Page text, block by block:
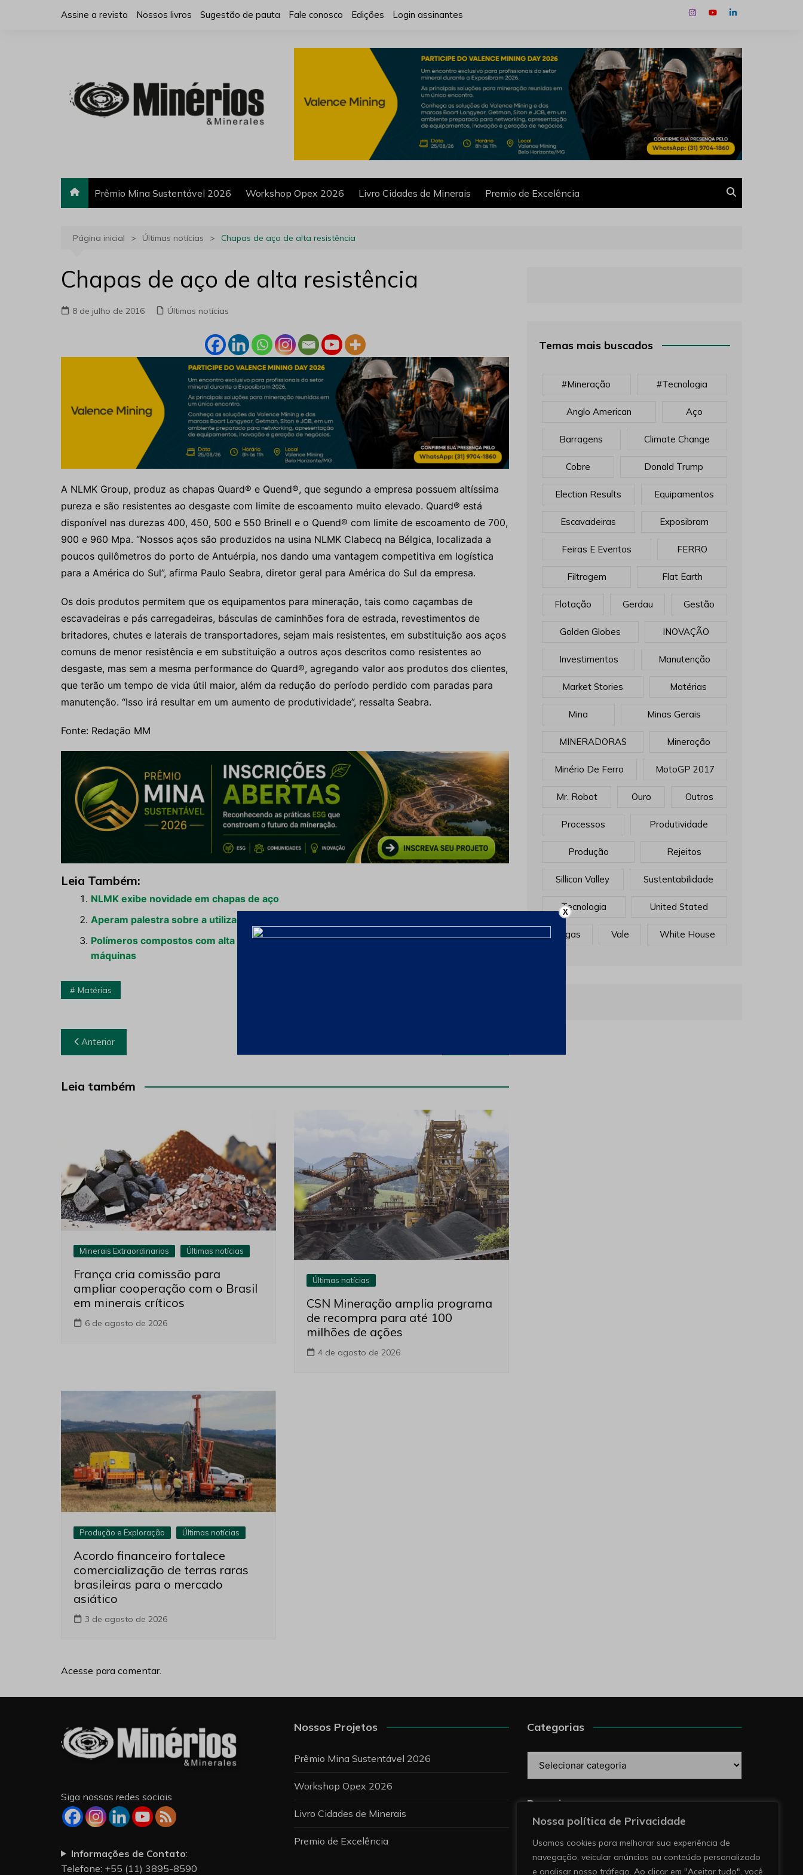
Nossa política de Privacidade
Usamos cookies para melhorar sua experiência de
navegação, veicular anúncios ou conteúdo personalizado
e analisar nosso tráfego. Ao clicar em "Aceitar tudo", você
Assine a revista Nossos livros Sugestão de pauta Fale conosco Edições Login assinantes
Prêmio Mina Sustentável 2026 Workshop Opex 2026 Livro Cidades de Minerais Premio de Excelência
Página inicial Últimas notícias Chapas de aço de alta resistência
Chapas de aço de alta resistência
8 de julho de 2016 Últimas notícias
A NLMK Group, produz as chapas Quard® e Quend®, que segundo a empresa possuem altíssima
pureza e são resistentes ao desgaste com limite de escoamento muito elevado. Quard® está
disponível nas durezas 400, 450, 500 e 550 Brinell e o Quend® com limite de escoamento de 700,
900 e 960 Mpa. “Nossos aços são produzidos na usina NLMK Clabecq na Bélgica, localizada a
poucos quilômetros do porto de Antuérpia, nos dando uma vantagem competitiva em logística
para a América do Sul”, afirma Paulo Seabra, diretor geral para América do Sul da empresa.
Os dois produtos permitem que os equipamentos para mineração, tais como caçambas de
escavadeiras e pás carregadeiras, básculas de caminhões fora de estrada, revestimentos de
britadores, chutes e laterais de transportadores, sejam mais resistentes, em substituição aos aços
comuns de menor resistência e em substituição a outros aços descritos como resistentes ao
desgaste, mas sem a mesma performance do Quard®, agregando valor aos produtos dos clientes,
que terão um tempo de vida útil maior, além da redução do período perdido com paradas para
manutenção. “Isso irá resultar em um aumento de produtividade”, ressalta Seabra.
Fonte: Redação MM
Leia Também:
NLMK exibe novidade em chapas de aço
Aperam palestra sobre a utilização de aços inoxidáveis de alta resistência
Polímeros compostos com alta resistência à abrasão otimizam fluxo e tempo das
máquinas
Matérias
Navegação
de
Post
Anterior
Leia também
Minerais Extraordinarios Últimas notícias
França cria comissão para
ampliar cooperação com o Brasil
em minerais críticos
6 de agosto de 2026
Últimas notícias
CSN Mineração amplia programa
de recompra para até 100
milhões de ações
4 de agosto de 2026
Produção e Exploração Últimas notícias
Acordo financeiro fortalece
comercialização de terras raras
brasileiras para o mercado
asiático
3 de agosto de 2026
Acesse para comentar.
Temas mais buscados
#mineração #tecnologia
Anglo American Aço
Barragens Climate Change
Cobre Donald Trump
Election Results Equipamentos
Escavadeiras Exposibram
Feiras E Eventos FERRO
Filtragem Flat Earth
Flotação Gerdau Gestão
Golden Globes INOVAÇÃO
Investimentos Manutenção
Market Stories Matérias
Mina Minas Gerais
MINERADORAS Mineração
Minério De Ferro MotoGP 2017
Mr. Robot Ouro Outros
Processos Produtividade
Produção Rejeitos
Sillicon Valley Sustentabilidade
Tecnologia United Stated
Vagas Vale White House
Siga nossas redes sociais
Informações de Contato:
Telefone: +55 (11) 3895-8590
Nossos Projetos
Prêmio Mina Sustentável 2026
Workshop Opex 2026
Livro Cidades de Minerais
Premio de Excelência
Categorias
Pesquise
X